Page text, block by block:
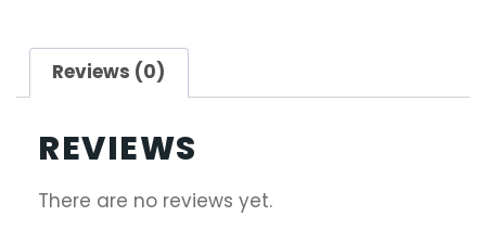
Reviews (0)
REVIEWS
There are no reviews yet.